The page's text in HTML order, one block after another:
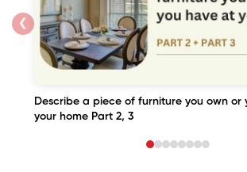
❮
Describe a piece of furniture you own or
your home Part 2, 3